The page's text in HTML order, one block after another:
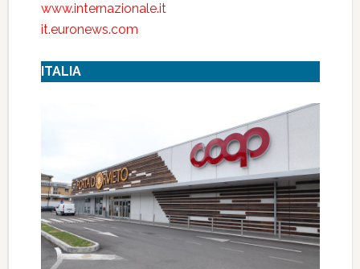
www.internazionale.it
it.euronews.com
ITALIA